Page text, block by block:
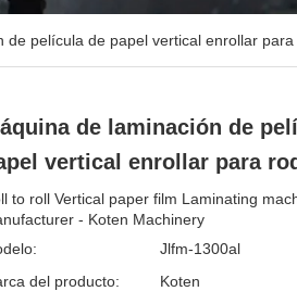
de película de papel vertical enrollar
de laminación de
vertical enrollar para
to roll Vertical paper film Laminating
- Koten Machinery
Jlfm-1300al
del producto:
Koten